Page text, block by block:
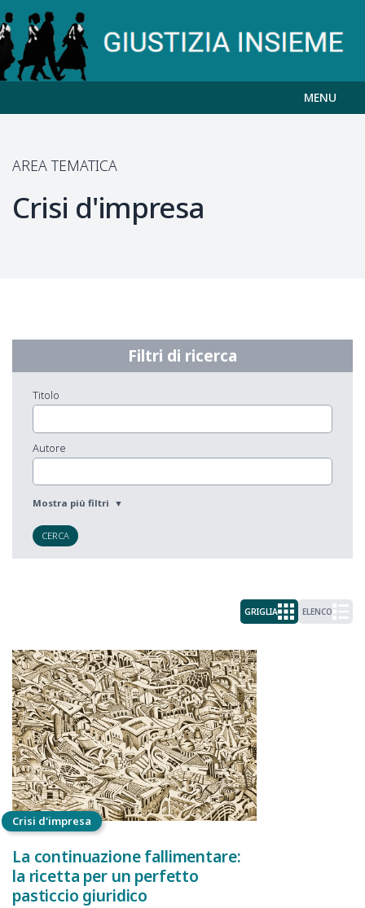
MENU
AREA TEMATICA
Crisi d'impresa
Filtri di ricerca
Titolo
Autore
CERCA
GRIGLIA ELENCO
Crisi d'impresa
La continuazione fallimentare:
la ricetta per un perfetto
pasticcio giuridico